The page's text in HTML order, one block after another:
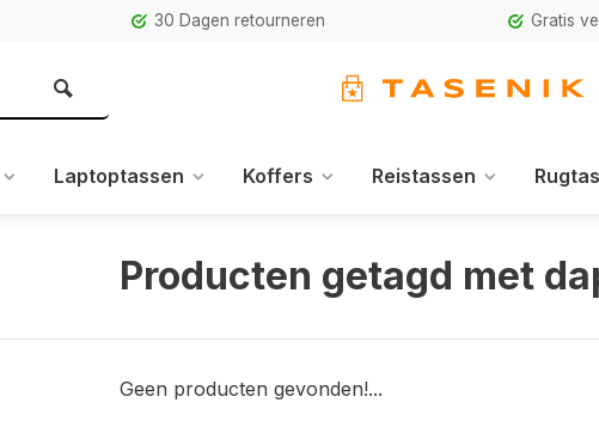
30 Dagen retourneren Gratis
Laptoptassen Koffers Reistassen
Producten getagd met
Geen producten gevonden!...